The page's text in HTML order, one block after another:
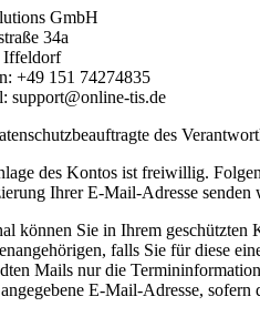
GmbH
34a
Iffeldorf
+49 151 74274835
support@online-tis.de
des
des Kontos ist freiwillig.
Ihrer E-Mail-Adresse
können Sie in Ihrem geschützten
falls Sie für diese
Mails nur die
E-Mail-Adresse,